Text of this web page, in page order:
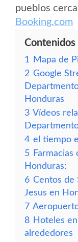
pueblos
Booking.com
Contenidos
1
Mapa de
2 Google
Honduras
3 Vídeos
4 el tiempo
5 Farmacias
Honduras:
6 Centos de
Jesus en
7
8 Hoteles
alrededores